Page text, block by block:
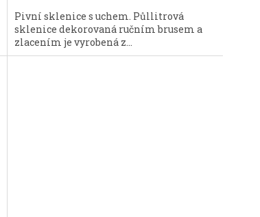
Pivní sklenice s uchem. Půllitrová
sklenice dekorovaná ručním brusem a
zlacením je vyrobená z...